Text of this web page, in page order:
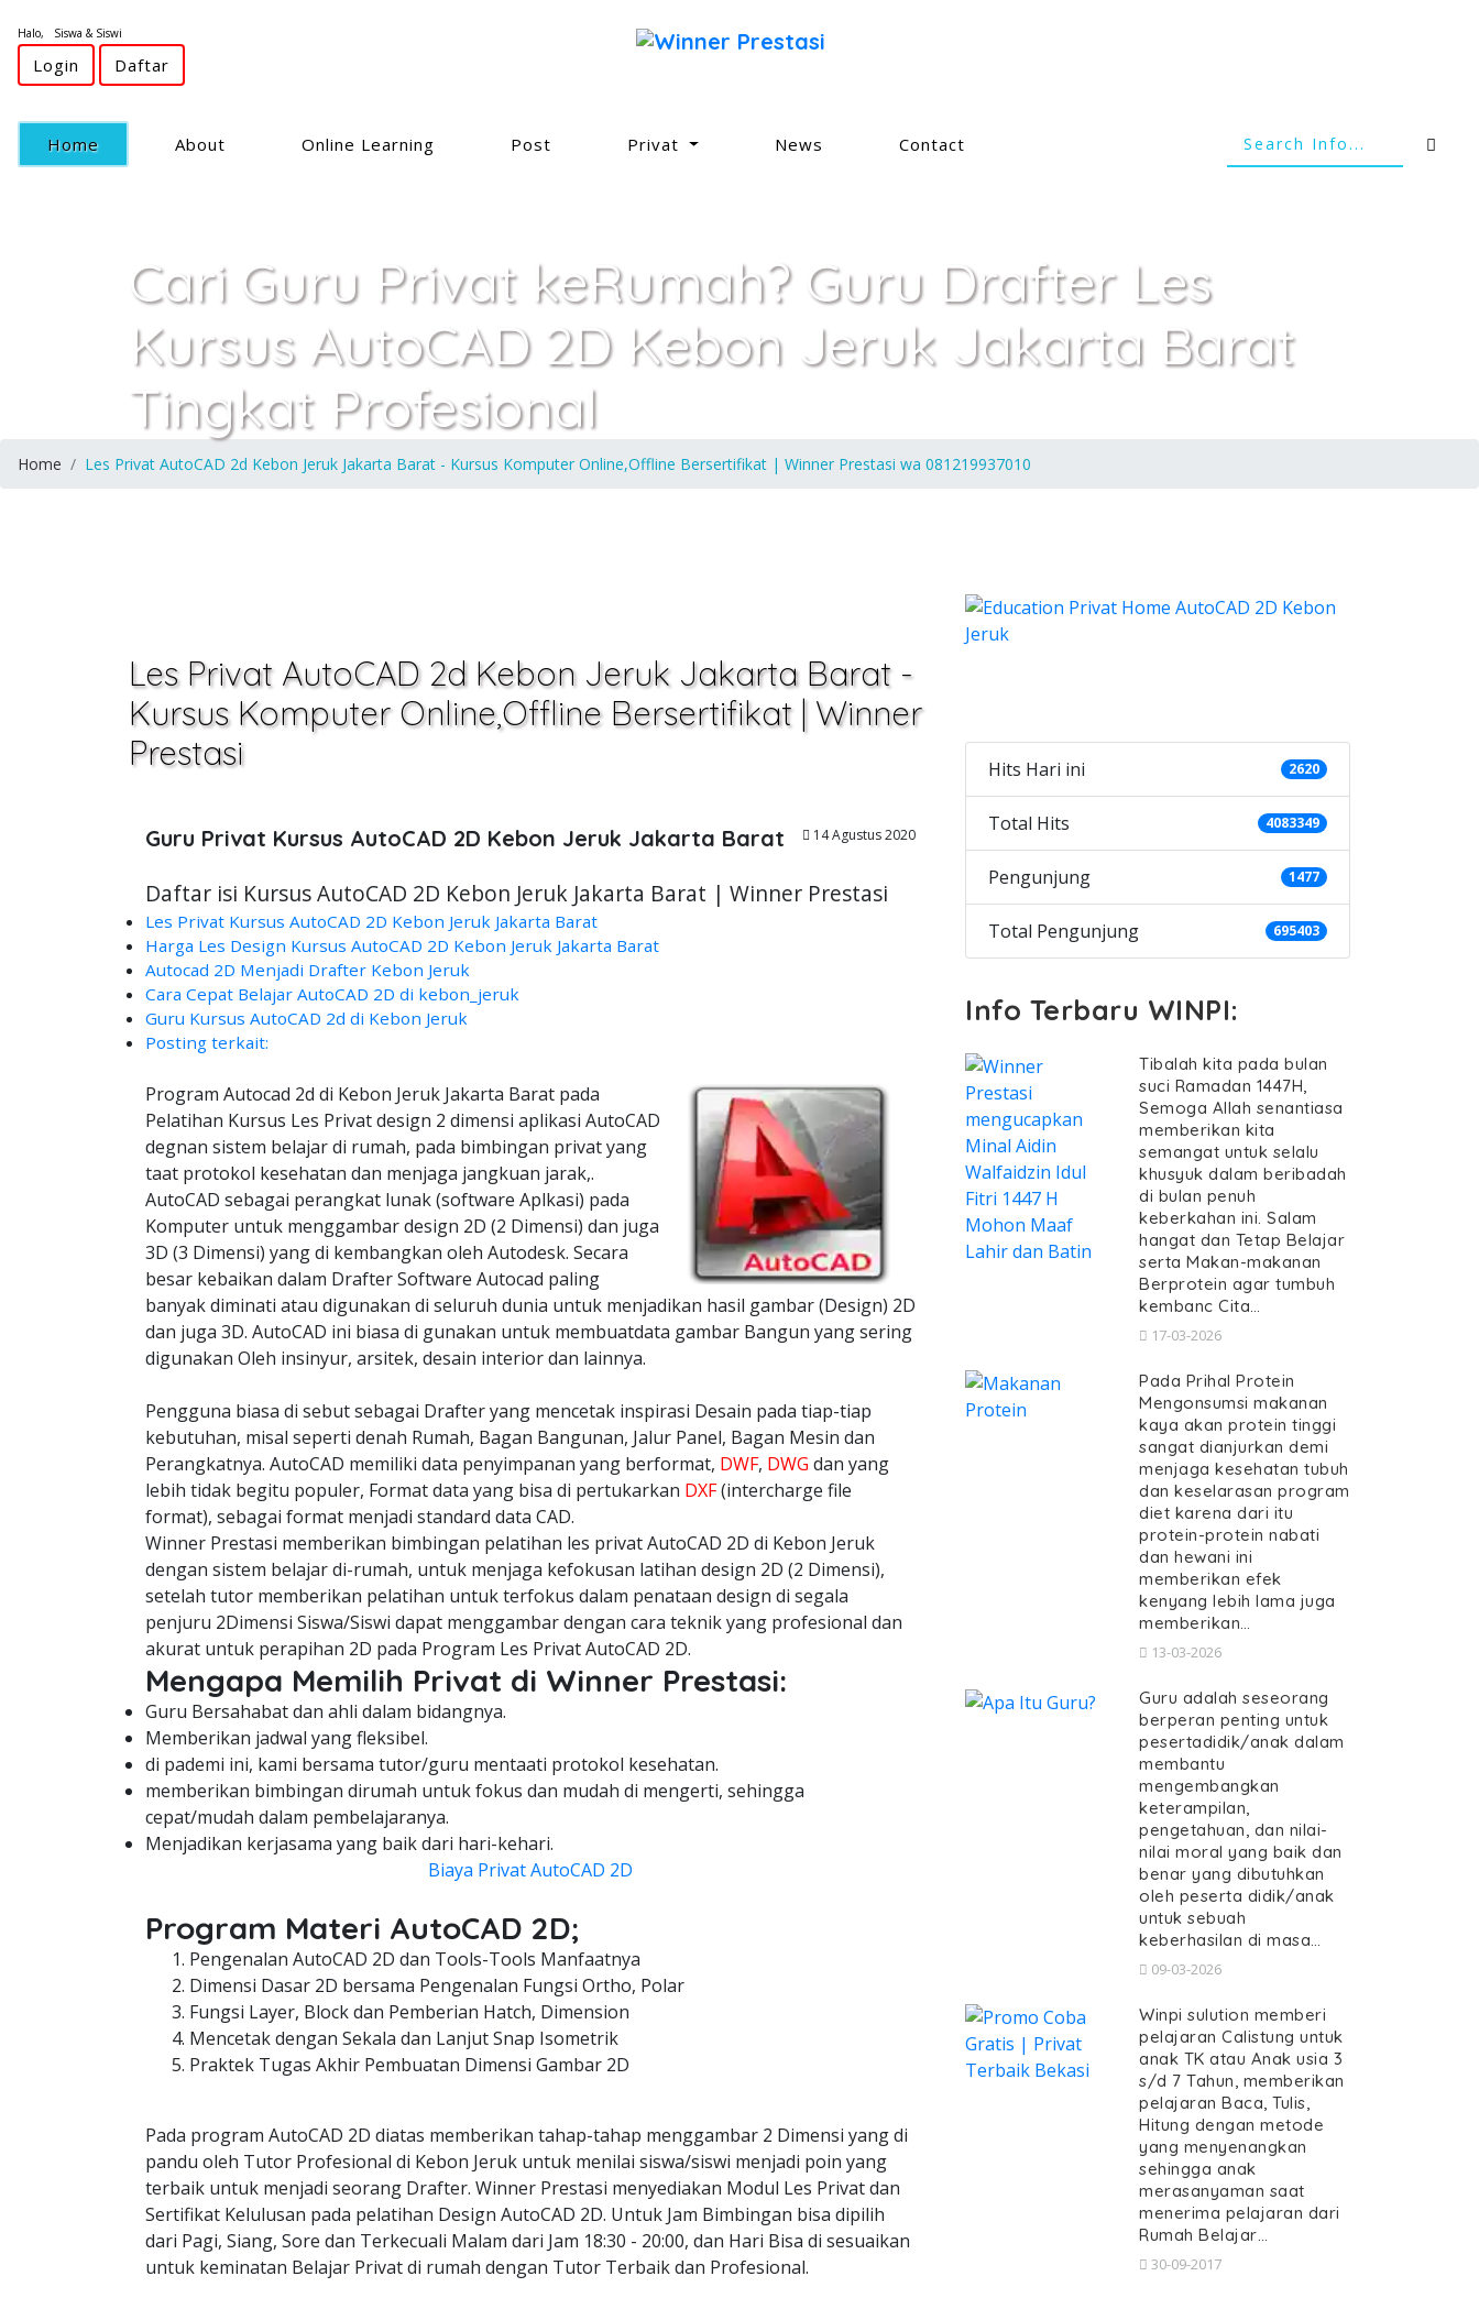
Halo, Siswa & Siswi
Login Daftar
Home(current) About Online Learning Post Privat News Contact
Cari Guru Privat keRumah? Guru Drafter Les
Kursus AutoCAD 2D Kebon Jeruk Jakarta Barat
Tingkat Profesional
Home Les Privat AutoCAD 2d Kebon Jeruk Jakarta Barat - Kursus Komputer Online,Offline Bersertifikat | Winner Prestasi wa 081219937010
Les Privat AutoCAD 2d Kebon Jeruk Jakarta Barat -
Kursus Komputer Online,Offline Bersertifikat | Winner
Prestasi
14 Agustus 2020
Guru Privat Kursus AutoCAD 2D Kebon Jeruk Jakarta Barat
Daftar isi Kursus AutoCAD 2D Kebon Jeruk Jakarta Barat | Winner Prestasi
Les Privat Kursus AutoCAD 2D Kebon Jeruk Jakarta Barat
Harga Les Design Kursus AutoCAD 2D Kebon Jeruk Jakarta Barat
Autocad 2D Menjadi Drafter Kebon Jeruk
Cara Cepat Belajar AutoCAD 2D di kebon_jeruk
Guru Kursus AutoCAD 2d di Kebon Jeruk
Posting terkait:
Program Autocad 2d di Kebon Jeruk Jakarta Barat pada
Pelatihan Kursus Les Privat design 2 dimensi aplikasi AutoCAD
degnan sistem belajar di rumah, pada bimbingan privat yang
taat protokol kesehatan dan menjaga jangkuan jarak,.
AutoCAD sebagai perangkat lunak (software Aplkasi) pada
Komputer untuk menggambar design 2D (2 Dimensi) dan juga
3D (3 Dimensi) yang di kembangkan oleh Autodesk. Secara
besar kebaikan dalam Drafter Software Autocad paling
banyak diminati atau digunakan di seluruh dunia untuk menjadikan hasil gambar (Design) 2D
dan juga 3D. AutoCAD ini biasa di gunakan untuk membuatdata gambar Bangun yang sering
digunakan Oleh insinyur, arsitek, desain interior dan lainnya.
Pengguna biasa di sebut sebagai Drafter yang mencetak inspirasi Desain pada tiap-tiap
kebutuhan, misal seperti denah Rumah, Bagan Bangunan, Jalur Panel, Bagan Mesin dan
Perangkatnya. AutoCAD memiliki data penyimpanan yang berformat, DWF, DWG dan yang
lebih tidak begitu populer, Format data yang bisa di pertukarkan DXF(intercharge file
format), sebagai format menjadi standard data CAD.
Winner Prestasi memberikan bimbingan pelatihan les privat AutoCAD 2D di Kebon Jeruk
dengan sistem belajar di-rumah, untuk menjaga kefokusan latihan design 2D (2 Dimensi),
setelah tutor memberikan pelatihan untuk terfokus dalam penataan design di segala
penjuru 2Dimensi Siswa/Siswi dapat menggambar dengan cara teknik yang profesional dan
akurat untuk perapihan 2D pada Program Les Privat AutoCAD 2D.
Mengapa Memilih Privat di Winner Prestasi:
Guru Bersahabat dan ahli dalam bidangnya.
Memberikan jadwal yang fleksibel.
di pademi ini, kami bersama tutor/guru mentaati protokol kesehatan.
memberikan bimbingan dirumah untuk fokus dan mudah di mengerti, sehingga
cepat/mudah dalam pembelajaranya.
Menjadikan kerjasama yang baik dari hari-kehari.
Biaya Privat AutoCAD 2D
Program Materi AutoCAD 2D;
Pengenalan AutoCAD 2D dan Tools-Tools Manfaatnya
Dimensi Dasar 2D bersama Pengenalan Fungsi Ortho, Polar
Fungsi Layer, Block dan Pemberian Hatch, Dimension
Mencetak dengan Sekala dan Lanjut Snap Isometrik
Praktek Tugas Akhir Pembuatan Dimensi Gambar 2D
Pada program AutoCAD 2D diatas memberikan tahap-tahap menggambar 2 Dimensi yang di
pandu oleh Tutor Profesional di Kebon Jeruk untuk menilai siswa/siswi menjadi poin yang
terbaik untuk menjadi seorang Drafter. Winner Prestasi menyediakan Modul Les Privat dan
Sertifikat Kelulusan pada pelatihan Design AutoCAD 2D. Untuk Jam Bimbingan bisa dipilih
dari Pagi, Siang, Sore dan Terkecuali Malam dari Jam 18:30 - 20:00, dan Hari Bisa di sesuaikan
untuk keminatan Belajar Privat di rumah dengan Tutor Terbaik dan Profesional.
Hits Hari ini 2620
Total Hits 4083349
Pengunjung 1477
Total Pengunjung 695403
Info Terbaru WINPI:
Tibalah kita pada bulan
suci Ramadan 1447H,
Semoga Allah senantiasa
memberikan kita
semangat untuk selalu
khusyuk dalam beribadah
di bulan penuh
keberkahan ini. Salam
hangat dan Tetap Belajar
serta Makan-makanan
Berprotein agar tumbuh
kembanc Cita…
17-03-2026
Pada Prihal Protein
Mengonsumsi makanan
kaya akan protein tinggi
sangat dianjurkan demi
menjaga kesehatan tubuh
dan keselarasan program
diet karena dari itu
protein-protein nabati
dan hewani ini
memberikan efek
kenyang lebih lama juga
memberikan…
13-03-2026
Guru adalah seseorang
berperan penting untuk
pesertadidik/anak dalam
membantu
mengembangkan
keterampilan,
pengetahuan, dan nilai-
nilai moral yang baik dan
benar yang dibutuhkan
oleh peserta didik/anak
untuk sebuah
keberhasilan di masa…
09-03-2026
Winpi sulution memberi
pelajaran Calistung untuk
anak TK atau Anak usia 3
s/d 7 Tahun, memberikan
pelajaran Baca, Tulis,
Hitung dengan metode
yang menyenangkan
sehingga anak
merasanyaman saat
menerima pelajaran dari
Rumah Belajar…
30-09-2017